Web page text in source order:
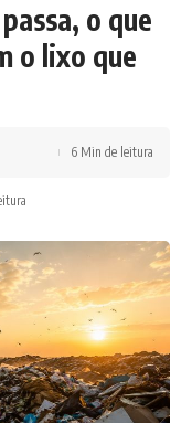
o que
o lixo que
6 Min de leitura